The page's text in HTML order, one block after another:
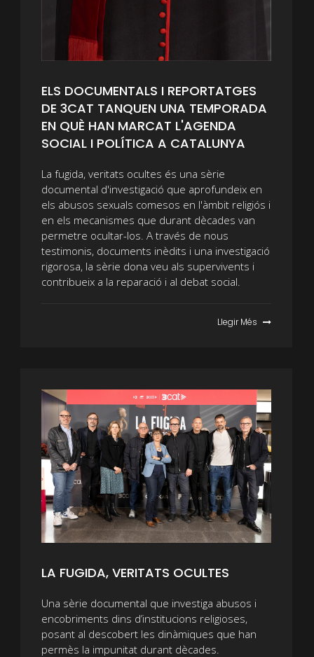
ELS DOCUMENTALS I REPORTATGES
DE 3CAT TANQUEN UNA TEMPORADA
EN QUÈ HAN MARCAT L'AGENDA
SOCIAL I POLÍTICA A CATALUNYA
La fugida, veritats ocultes és una sèrie
documental d'investigació que aprofundeix en
els abusos sexuals comesos en l'àmbit religiós i
en els mecanismes que durant dècades van
permetre ocultar-los. A través de nous
testimonis, documents inèdits i una investigació
rigorosa, la sèrie dona veu als supervivents i
contribueix a la reparació i al debat social.
Llegir Més 
LA FUGIDA, VERITATS OCULTES
Una sèrie documental que investiga abusos i
encobriments dins d’institucions religioses,
posant al descobert les dinàmiques que han
permès la impunitat durant dècades.